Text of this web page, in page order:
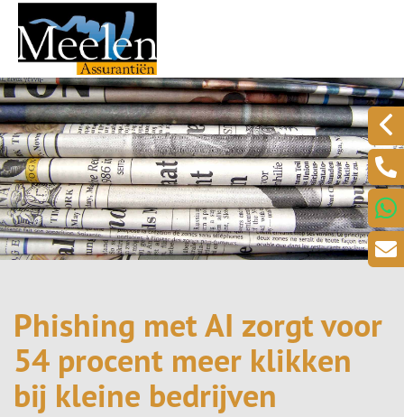
Phishing met AI zorgt voor
54 procent meer klikken
bij kleine bedrijven